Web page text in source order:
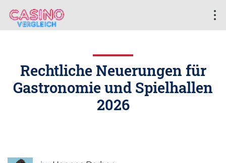
Rechtliche Neuerungen für
Gastronomie und Spielhallen
2026